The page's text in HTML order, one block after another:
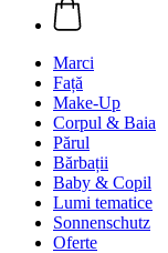
Marci
Față
Make-Up
Corpul & Baia
Părul
Bărbații
Baby & Copil
Lumi tematice
Sonnenschutz
Oferte